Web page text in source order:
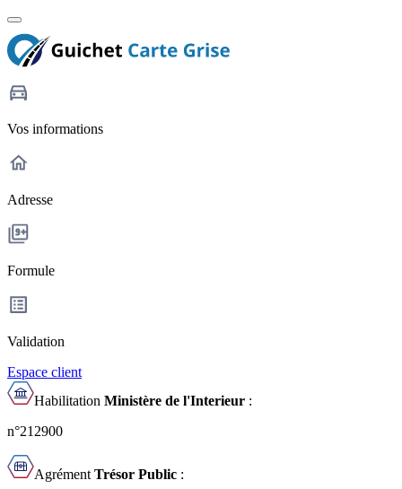
Vos informations
Adresse
Formule
Validation
Espace client
Habilitation Ministère de l'Interieur :
n°212900
Agrément Trésor Public :